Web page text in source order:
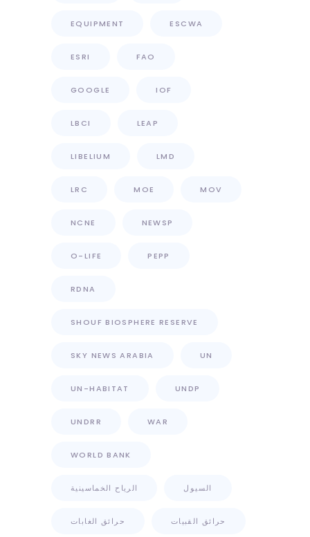
EQUIPMENT ESCWA
ESRI FAO
GOOGLE IOF
LBCI LEAP
LIBELIUM LMD
LRC MOE MOV
NCNE NEWSP
O-LIFE PEPP
RDNA
SHOUF BIOSPHERE RESERVE
SKY NEWS ARABIA UN
UN-HABITAT UNDP
UNDRR WAR
WORLD BANK
الرياح الخماسينية السيول
حرائق الغابات حرائق القبيات